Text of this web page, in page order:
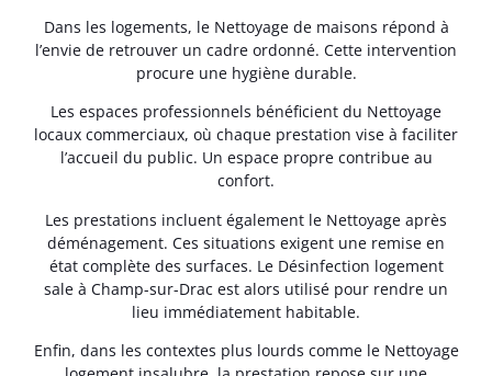
Dans les logements, le Nettoyage de maisons répond à
l’envie de retrouver un cadre ordonné. Cette intervention
procure une hygiène durable.
Les espaces professionnels bénéficient du Nettoyage
locaux commerciaux, où chaque prestation vise à faciliter
l’accueil du public. Un espace propre contribue au
confort.
Les prestations incluent également le Nettoyage après
déménagement. Ces situations exigent une remise en
état complète des surfaces. Le Désinfection logement
sale à Champ-sur-Drac est alors utilisé pour rendre un
lieu immédiatement habitable.
Enfin, dans les contextes plus lourds comme le Nettoyage